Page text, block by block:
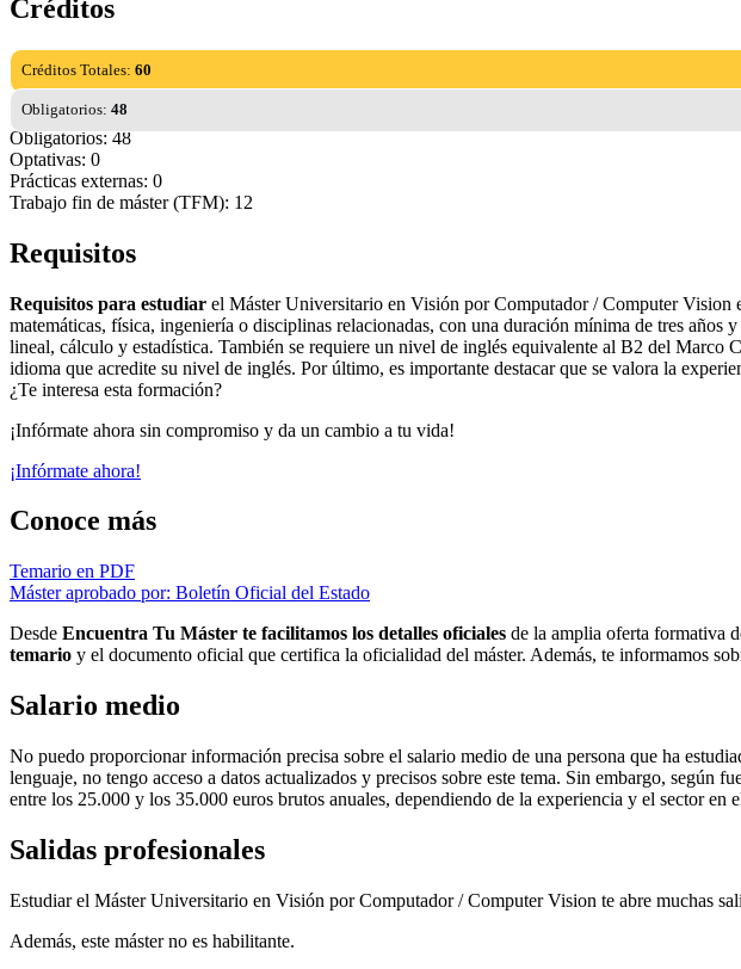
Créditos
Créditos Totales: 60
Obligatorios: 48
Obligatorios: 48
Optativas: 0
Prácticas externas: 0
Trabajo fin de máster (TFM): 12
Requisitos
Requisitos para estudiar el Máster Universitario en Visión por Computador / Computer Vision
matemáticas, física, ingeniería o disciplinas relacionadas, con una duración mínima de tres
lineal, cálculo y estadística. También se requiere un nivel de inglés equivalente al B2 del Marco
idioma que acredite su nivel de inglés. Por último, es importante destacar que se valora la
¿Te interesa esta formación?
¡Infórmate ahora sin compromiso y da un cambio a tu vida!
¡Infórmate ahora!
Conoce más
Temario en PDF
Máster aprobado por: Boletín Oficial del Estado
Desde Encuentra Tu Máster te facilitamos los detalles oficiales de la amplia oferta formativa
temario y el documento oficial que certifica la oficialidad del máster. Además, te informamos
Salario medio
No puedo proporcionar información precisa sobre el salario medio de una persona que ha
lenguaje, no tengo acceso a datos actualizados y precisos sobre este tema. Sin embargo, según
entre los 25.000 y los 35.000 euros brutos anuales, dependiendo de la experiencia y el sector en
Salidas profesionales
Estudiar el Máster Universitario en Visión por Computador / Computer Vision te abre muchas
Además, este máster no es habilitante.